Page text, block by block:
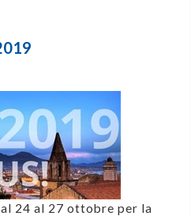
24 al 27 ottobre per la